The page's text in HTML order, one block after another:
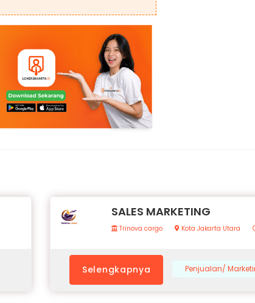
SALES MARKETING
Trinova cargo Kota Jakarta Utara
Selengkapnya Penjualan/